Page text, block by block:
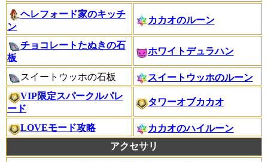
ヘレフォード家のキッチ
ン
カカオのルーン
チョコレートたぬきの石
板
ホワイトデュラハン
スイートウッホの石板
スイートウッホのルーン
VIP限定スパークルパレ
ード
タワーオブカカオ
LOVEモード攻略
カカオのハイルーン
アクセサリ